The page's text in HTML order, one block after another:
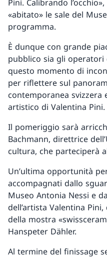
Pini. Calibrando
«abitato» le sale del
programma.
È dunque con grande
pubblico sia gli
questo momento di
per riflettere sul
contemporanea svizzera
artistico di Valentina Pini.
Il pomeriggio sarà
Bachmann, direttrice
cultura, che parteciperà
Un’ultima opportunità
accompagnati dallo
Museo Antonia Nessi e
dell’artista Valentina
della mostra
Hanspeter Dähler.
Al termine del finissage